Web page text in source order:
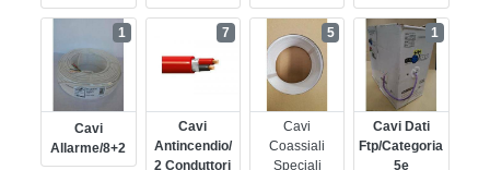
Cavi
Allarme/8+2
1
Cavi
Antincendio/
2 Conduttori
7
Cavi
Coassiali
Speciali
5
Cavi Dati
Ftp/categoria
5e
1